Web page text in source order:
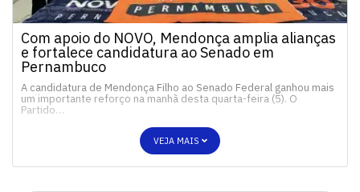
Com apoio do NOVO, Mendonça amplia alianças
e fortalece candidatura ao Senado em
Pernambuco
A candidatura de Mendonça Filho ao Senado Federal ganhou mais
um importante reforço na manhã desta quarta-feira (5). O
Partido…
VEJA MAIS